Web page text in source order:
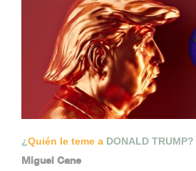
¿Quién le teme a DONALD TRUMP?
Miguel Cane